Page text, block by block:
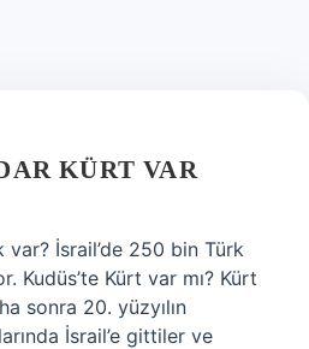
KÜRT VAR
var? İsrail’de 250 bin Türk
Kudüs’te Kürt var mı? Kürt
sonra 20. yüzyılın
İsrail’e gittiler ve